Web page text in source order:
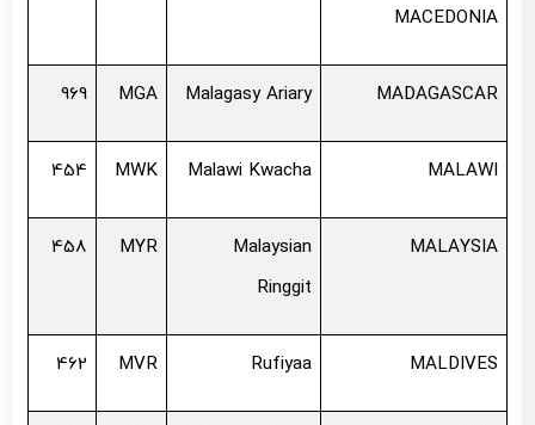
MACEDONIA
MADAGASCAR
Malagasy Ariary
MGA
969
MALAWI
Malawi Kwacha
MWK
454
MALAYSIA
Malaysian
Ringgit
MYR
458
MALDIVES
Rufiyaa
MVR
462